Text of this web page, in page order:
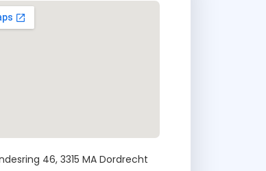
46, 3315 MA Dordrecht